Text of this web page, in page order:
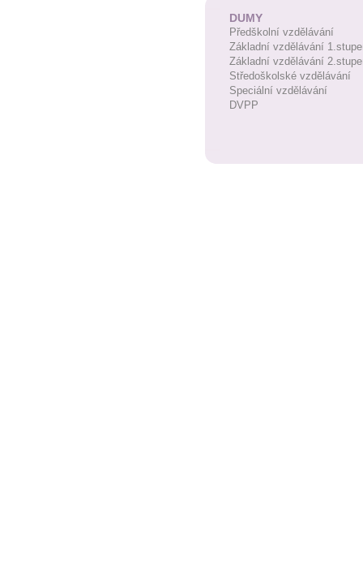
DUMY
Předškolní vzdělávání
Základní vzdělávání
Základní vzdělávání
Středoškolské vzdělávání
Speciální vzdělávání
DVPP